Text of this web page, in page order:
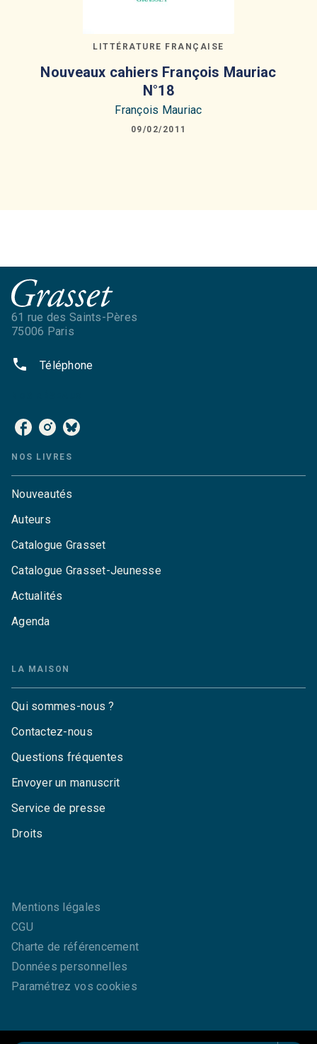
LITTÉRATURE FRANÇAISE
Nouveaux cahiers François Mauriac
N°18
François Mauriac
09/02/2011
61 rue des Saints-Pères
75006 Paris
phone Téléphone
NOS LIVRES
Nouveautés
Auteurs
Catalogue Grasset
Catalogue Grasset-Jeunesse
Actualités
Agenda
LA MAISON
Qui sommes-nous ?
Contactez-nous
Questions fréquentes
Envoyer un manuscrit
Service de presse
Droits
Mentions légales
CGU
Charte de référencement
Données personnelles
Paramétrez vos cookies